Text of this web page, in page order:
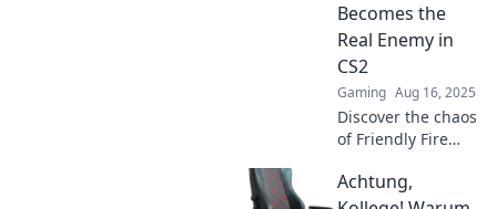
Becomes the
Real Enemy in
CS2
Gaming Aug 16, 2025
Discover the chaos
of Friendly Fire
Uncover why your
Achtung,